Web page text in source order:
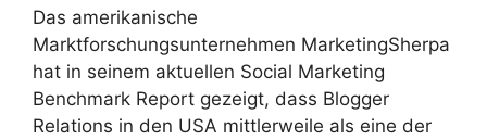
Das amerikanische
Marktforschungsunternehmen MarketingSherpa
hat in seinem aktuellen Social Marketing
Benchmark Report gezeigt, dass Blogger
Relations in den USA mittlerweile als eine der